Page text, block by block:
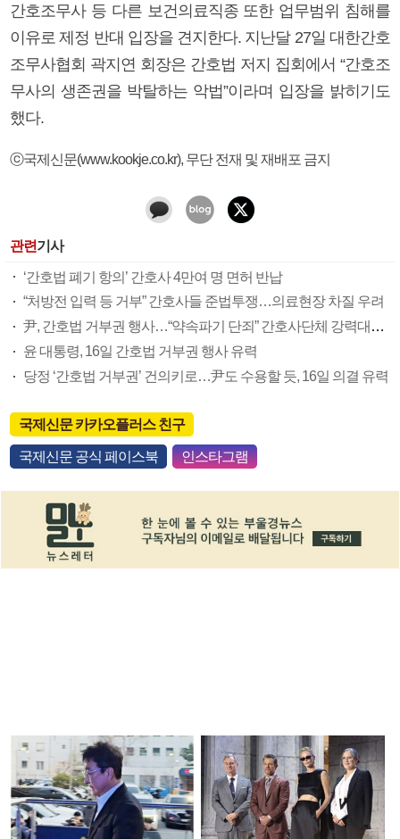
간호조무사 등 다른 보건의료직종 또한 업무범위 침해를
이유로 제정 반대 입장을 견지한다. 지난달 27일 대한간호
조무사협회 곽지연 회장은 간호법 저지 집회에서 “간호조
무사의 생존권을 박탈하는 악법”이라며 입장을 밝히기도
했다.
ⓒ국제신문(www.kookje.co.kr), 무단 전재 및 재배포 금지
관련기사
‘간호법 폐기 항의’ 간호사 4만여 명 면허 반납
“처방전 입력 등 거부” 간호사들 준법투쟁…의료현장 차질 우려
尹, 간호법 거부권 행사…“약속파기 단죄” 간호사단체 강력대응 예고(종합)
윤 대통령, 16일 간호법 거부권 행사 유력
당정 ‘간호법 거부권’ 건의키로…尹도 수용할 듯, 16일 의결 유력
국제신문 카카오플러스 친구
국제신문 공식 페이스북 인스타그램